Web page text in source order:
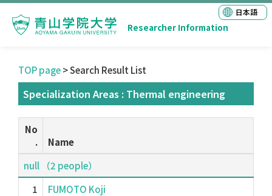
Researcher Information
日本語
TOP page> Search Result List
Specialization Areas : Thermal engineering
No
.
Name
null （2 people）
1
FUMOTO Koji